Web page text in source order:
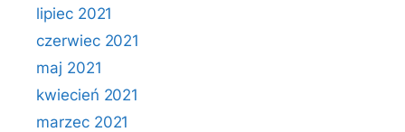
lipiec 2021
czerwiec 2021
maj 2021
kwiecień 2021
marzec 2021